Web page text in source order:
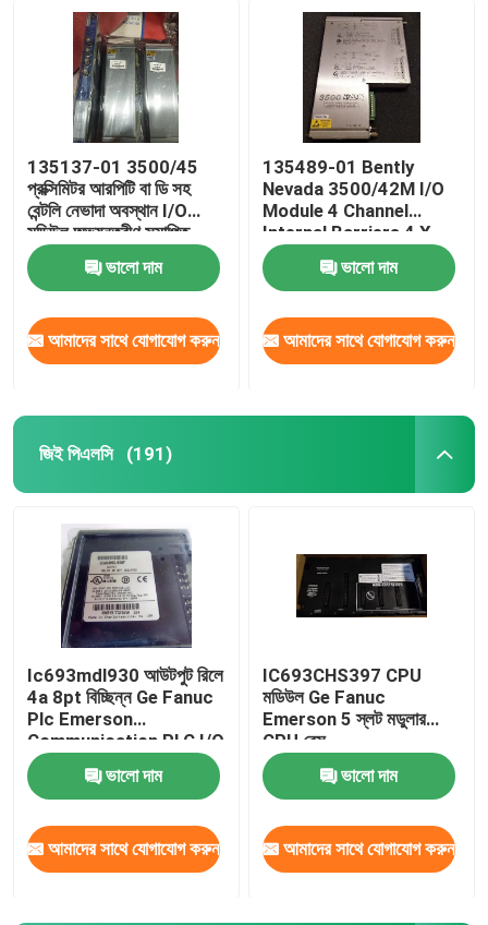
135137-01 3500/45
প্রক্সিমিটর আরপিটি বা ডি সহ
বেন্টলি নেভাদা অবস্থান I/O
মডিউল অভ্যন্তরীণ সমাপ্তি
ভালো দাম
আমাদের সাথে যোগাযোগ করুন
135489-01 Bently
Nevada 3500/42M I/O
Module 4 Channel
Internal Barriers 4 X
Prox/Accel
ভালো দাম
আমাদের সাথে যোগাযোগ করুন
জিই পিএলসি (191)
Ic693mdl930 আউটপুট রিলে
4a 8pt বিচ্ছিন্ন Ge Fanuc
Plc Emerson
Communication PLC I/O
মডিউল
ভালো দাম
আমাদের সাথে যোগাযোগ করুন
IC693CHS397 CPU
মডিউল Ge Fanuc
Emerson 5 স্লট মডুলার
CPU বেস
ভালো দাম
আমাদের সাথে যোগাযোগ করুন